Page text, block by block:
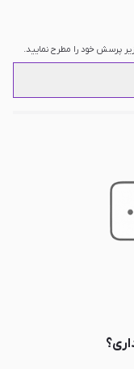
پرسش خود را مطرح نمایید.